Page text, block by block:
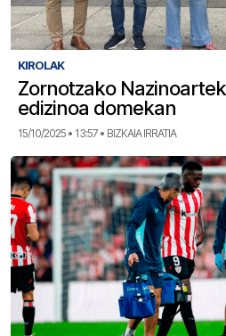
KIROLAK
Zornotzako
edizinoa domekan
15/10/2025 • 13:57 • BIZKAIA IRRATIA